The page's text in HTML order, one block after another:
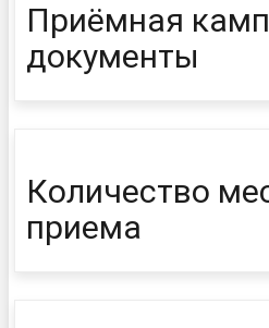
Приёмная
документы
Количество
приема